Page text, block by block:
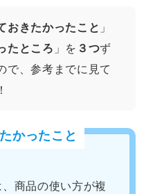
おきたかったこと 」
たところ 」を ３つず
で、参考までに見て
かったこと
商品の使い方が複